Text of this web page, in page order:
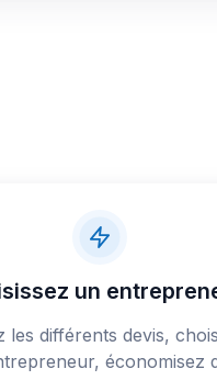
un
les différents devis,
économisez